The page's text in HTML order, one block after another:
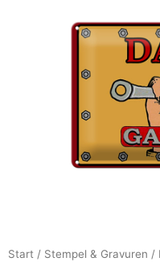
Start / Stempel & Gravuren /